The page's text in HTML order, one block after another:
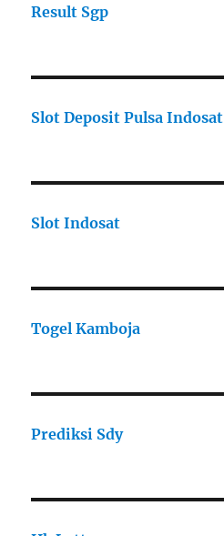
Result Sgp
Slot Deposit Pulsa Indosat
Slot Indosat
Togel Kamboja
Prediksi Sdy